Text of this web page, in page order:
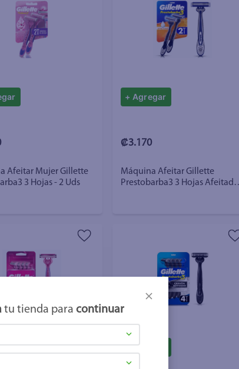
Afeitar Mujer Gillette
3 Hojas - 2 Uds
+ Agregar
₡3.170
Máquina Afeitar Gillette
Prestobarba3 3 Hojas Afeitada
+ Agregar
tu tienda para continuar